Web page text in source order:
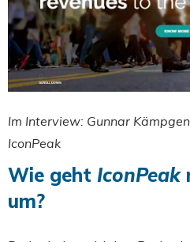
Im Interview: Gunnar
IconPeak
Wie geht IconPeak
um?